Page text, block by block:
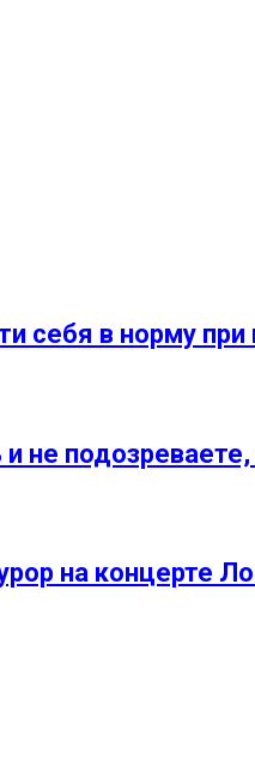
себя в норму
подозреваете,
на концерте